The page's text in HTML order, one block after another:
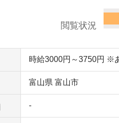
閲覧状況
時給3000円～3750円 ※
富山県 富山市
-